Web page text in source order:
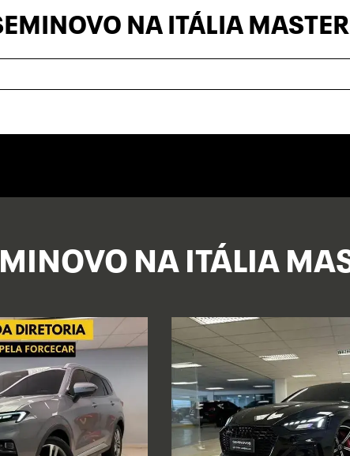
NA ITÁLIA MASTER
NA ITÁLIA